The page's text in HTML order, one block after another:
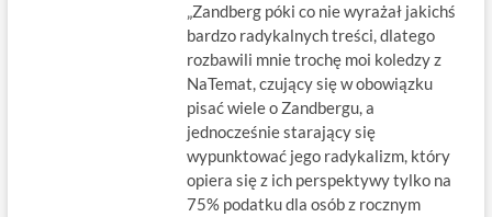
„Zandberg póki co nie wyrażał jakichś
bardzo radykalnych treści, dlatego
rozbawili mnie trochę moi koledzy z
NaTemat, czujący się w obowiązku
pisać wiele o Zandbergu, a
jednocześnie starający się
wypunktować jego radykalizm, który
opiera się z ich perspektywy tylko na
75% podatku dla osób z rocznym